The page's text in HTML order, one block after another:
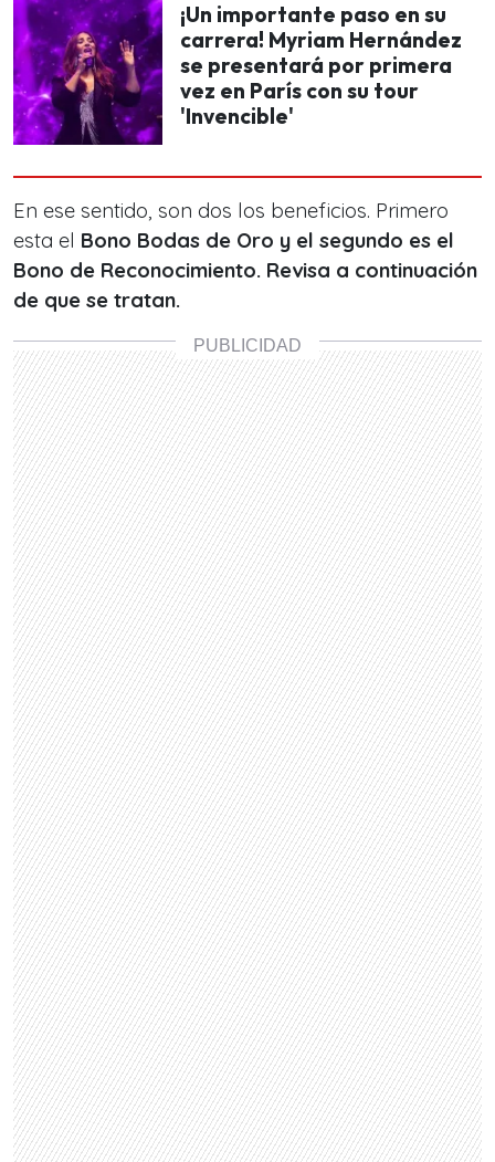
¡Un importante paso en su
carrera! Myriam Hernández
se presentará por primera
vez en París con su tour
'Invencible'
En ese sentido, son dos los beneficios. Primero
esta el Bono Bodas de Oro y el segundo es el
Bono de Reconocimiento. Revisa a continuación
de que se tratan.